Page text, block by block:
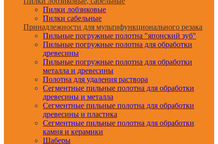
Пилки лобзиковые
Пилки сабельные
Принадлежности для мультифункционального резака
Пильные погружные полотна "японский зуб"
Пильные погружные полотна для обработки
древесины
Пильные погружные полотна для обработки
металла и древесины
Полотна для удаления раствора
Сегментные пильные полотна для обработки
древесины и металла
Сегментные пильные полотна для обработки
древесины и пластика
Сегментные пильные полотна для обработки
камня и керамики
Шаберы